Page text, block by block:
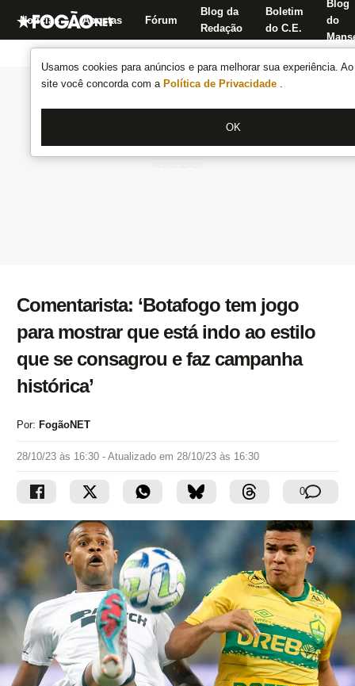
Usamos cookies para anúncios e para melhorar sua experiência.
site você concorda com a Política de Privacidade .
OK
Notícias Apostas Fórum
Blog da
Redação
Boletim
do C.E.
Blog
do
Comentarista: ‘Botafogo tem jogo
para mostrar que está indo ao estilo
que se consagrou e faz campanha
histórica’
Por: FogãoNET
28/10/23 às 16:30 - Atualizado em 28/10/23 às 16:30
0